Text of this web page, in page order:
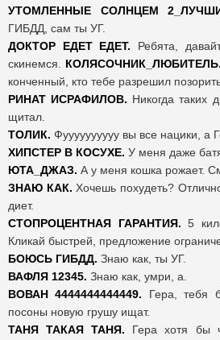
УТОМЛЕННЫЕ СОЛНЦЕМ
ГИБДД, сам ты УГ.
ДОКТОР ЕДЕТ ЕДЕТ. Ребята,
скинемся. КОЛЯСОЧНИК_ЛЮБИТЕЛЬ.
конченный, кто тебе разрешил
РИНАТ ИСРАФИЛОВ. Никогда таких
щитал.
ТОЛИК. Фуууууууууу вы все нацики, а
ХИПСТЕР В КОСУХЕ. У меня даже
ЮТА_ДЖАЗ. А у меня кошка рожает.
ЗНАЮ КАК. Хочешь похудеть?
диет.
СТОПРОЦЕНТНАЯ ГАРАНТИЯ. 5
Кликай быстрей, предложение
БОЮСЬ ГИБДД. Знаю как, ты УГ.
ВАФЛЯ 12345. Знаю как, умри, а.
ВОВАН 4444444444449. Гера, тебя
посоны новую грушу ищат.
ТАНЯ ТАКАЯ ТАНЯ. Гера хотя бы